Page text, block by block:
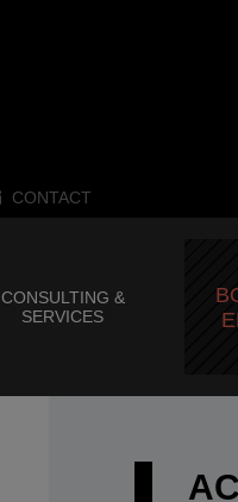
CONTACT
CONSULTING &
SERVICES